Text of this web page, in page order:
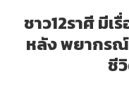
ชาว12ราศี มีเ
หลัง พยากร
ชี